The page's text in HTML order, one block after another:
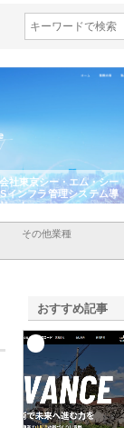
ー
導
株式会社アクアス
から陸上まで一貫
由
その他業種
おすすめ記事